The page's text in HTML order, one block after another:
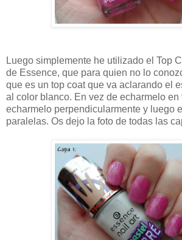
Luego simplemente he utilizado el Top
de Essence, que para quien no lo
que es un top coat que va aclarando el
al color blanco. En vez de echarmelo
echarmelo perpendicularmente y luego
paralelas. Os dejo la foto de todas las